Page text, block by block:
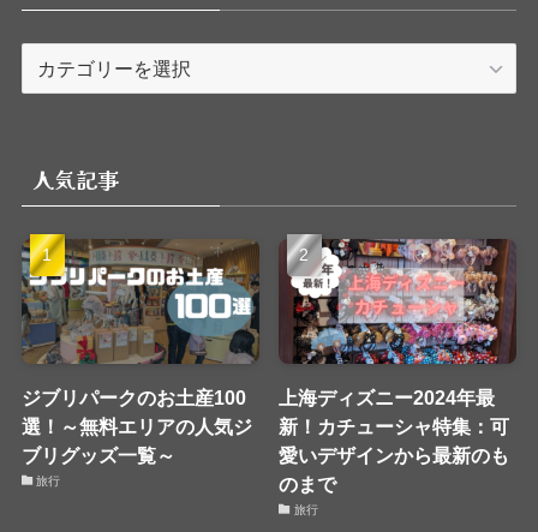
ー人気記事
ジブリパークのお土産100
選！～無料エリアの人気ジ
ブリグッズ一覧～
旅行
上海ディズニー2024年最
新！カチューシャ特集：可
愛いデザインから最新のも
のまで
旅行